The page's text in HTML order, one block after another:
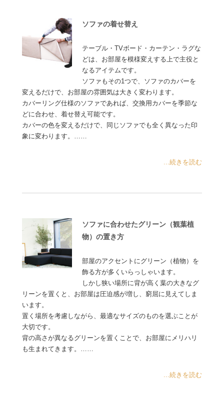
ソファの着せ替え
テーブル・TVボード・カーテン・ラグな
どは、お部屋を模様変えする上で主役と
なるアイテムです。
ソファもその1つで、ソファのカバーを
変えるだけで、お部屋の雰囲気は大きく変わります。
カバーリング仕様のソファであれば、交換用カバーを季節な
どに合わせ、着せ替え可能です。
カバーの色を変えるだけで、同じソファでも全く異なった印
象に変わります。……
...続きを読む
ソファに合わせたグリーン（観葉植
物）の置き方
部屋のアクセントにグリーン（植物）を
飾る方が多くいらっしゃいます。
しかし狭い場所に背が高く葉の大きなグ
リーンを置くと、お部屋は圧迫感が増し、窮屈に見えてしま
います。
置く場所を考慮しながら、最適なサイズのものを選ぶことが
大切です。
背の高さが異なるグリーンを置くことで、お部屋にメリハリ
も生まれてきます。……
...続きを読む